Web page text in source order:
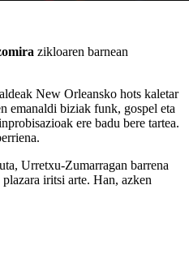
zikloaren barnean
New Orleansko hots kaletar
emanaldi biziak funk, gospel eta
ere badu bere tartea.
Urretxu-Zumarragan barrena
iritsi arte. Han, azken